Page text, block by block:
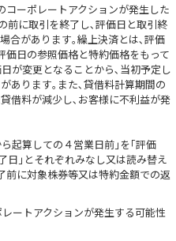
ーポレートアクションが発生した
に取引を終了し､評価日と取引終
合があります｡繰上決済とは､評価
価日の参照価格と特約価格をもって
が変更となることから､当初予定し
あります｡また､貸借料計算期間の
借料が減少し､お客様に不利益が発
起算しての４営業日前｣を｢評価
日｣とそれぞれみなし又は読み替え
前に対象株券等又は特約金額での返
ートアクションが発生する可能性